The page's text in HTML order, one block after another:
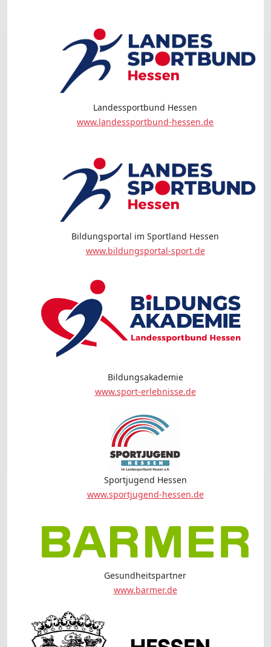
Landessportbund Hessen
www.landessportbund-hessen.de
Bildungsportal im Sportland Hessen
www.bildungsportal-sport.de
Bildungsakademie
www.sport-erlebnisse.de
Sportjugend Hessen
www.sportjugend-hessen.de
Gesundheitspartner
www.barmer.de